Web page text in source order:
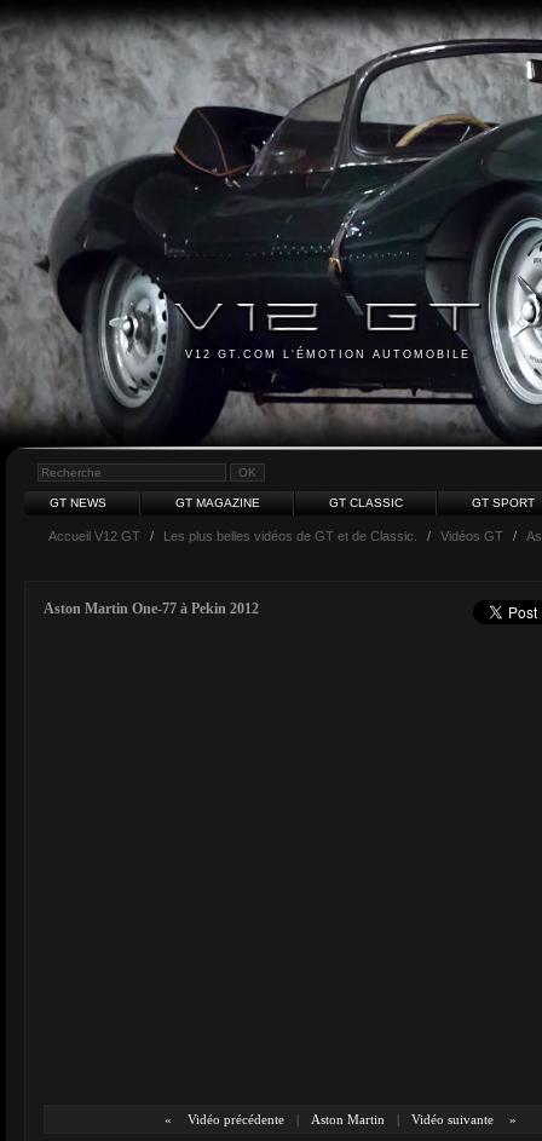
V12 GT.COM L'ÉMOTION AUTOMOBILE
GT NEWS GT MAGAZINE GT CLASSIC GT SPORT
Accueil V12 GT / Les plus belles vidéos de GT et de Classic. / Vidéos GT /
Aston Martin One-77 à Pekin 2012
« Vidéo précédente | Aston Martin | Vidéo suivante »